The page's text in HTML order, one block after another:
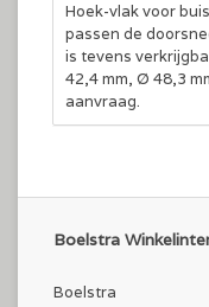
Hoek-vlak voor
passen de
is tevens
42,4 mm, Ø 48,3
aanvraag.
Boelstra
Boelstra